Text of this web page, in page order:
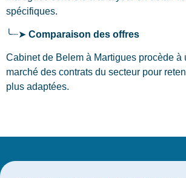
spécifiques.
╰┈➤ Comparaison des offres
Cabinet de Belem à Martigues procède à
marché des contrats du secteur pour
plus adaptées.